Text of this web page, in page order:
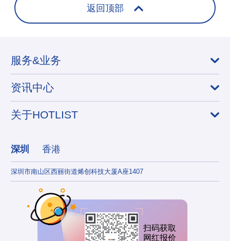
返回顶部
服务&业务
资讯中心
关于HOTLIST
深圳 香港
深圳市南山区西丽街道烯创科技大厦A座1407
扫码获取
网红报价